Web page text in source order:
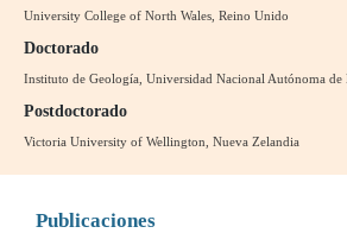
University College of North Wales, Reino Unido
Doctorado
Instituto de Geología, Universidad Nacional Autónoma
Postdoctorado
Victoria University of Wellington, Nueva Zelandia
Publicaciones